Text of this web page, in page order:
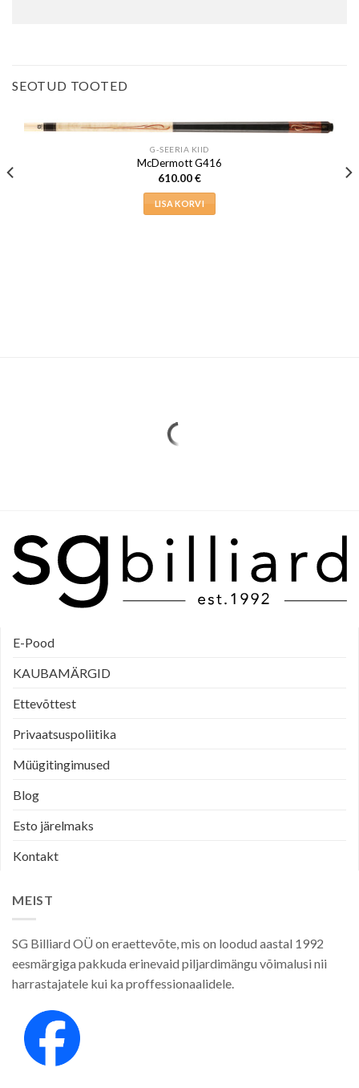
SEOTUD TOOTED
G-SEERIA KIID
McDermott G416
610.00€
LISA KORVI
E-Pood
KAUBAMÄRGID
Ettevõttest
Privaatsuspoliitika
Müügitingimused
Blog
Esto järelmaks
Kontakt
MEIST
SG Billiard OÜ on eraettevõte, mis on loodud aastal 1992
eesmärgiga pakkuda erinevaid piljardimängu võimalusi nii
harrastajatele kui ka proffessionaalidele.